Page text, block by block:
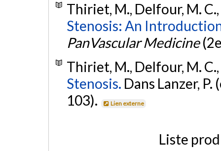
Thiriet, M., Delfour, M.
Stenosis: An
PanVascular Medicine
Thiriet, M., Delfour, M.
Stenosis. Dans Lanzer, P.
103).
Lien externe
Liste